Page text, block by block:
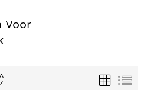
Voor
Van
Foto-
tabel